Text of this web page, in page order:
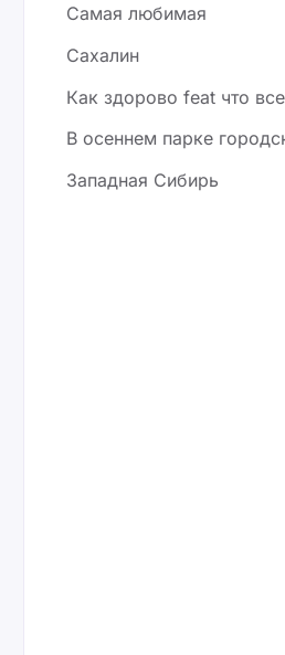
Самая любимая
Сахалин
Как здорово feat что
В осеннем парке
Западная Сибирь